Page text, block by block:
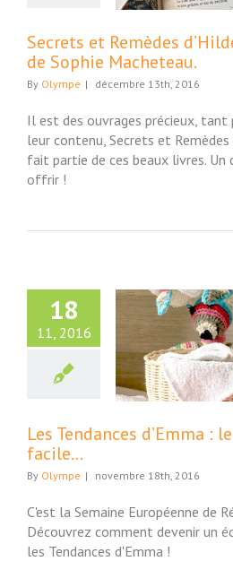
Secrets et Remèdes
de Sophie Macheteau.
By Olympe | décembre 13th, 2016
Il est des ouvrages précieux,
leur contenu, Secrets et
fait partie de ces beaux livres. Un
offrir !
18
11, 2016
d’Emma
Déchet
Les Tendances d’Emma :
facile…
By Olympe | novembre 18th, 2016
C'est la Semaine Européenne de
Découvrez comment devenir un
les Tendances d'Emma !